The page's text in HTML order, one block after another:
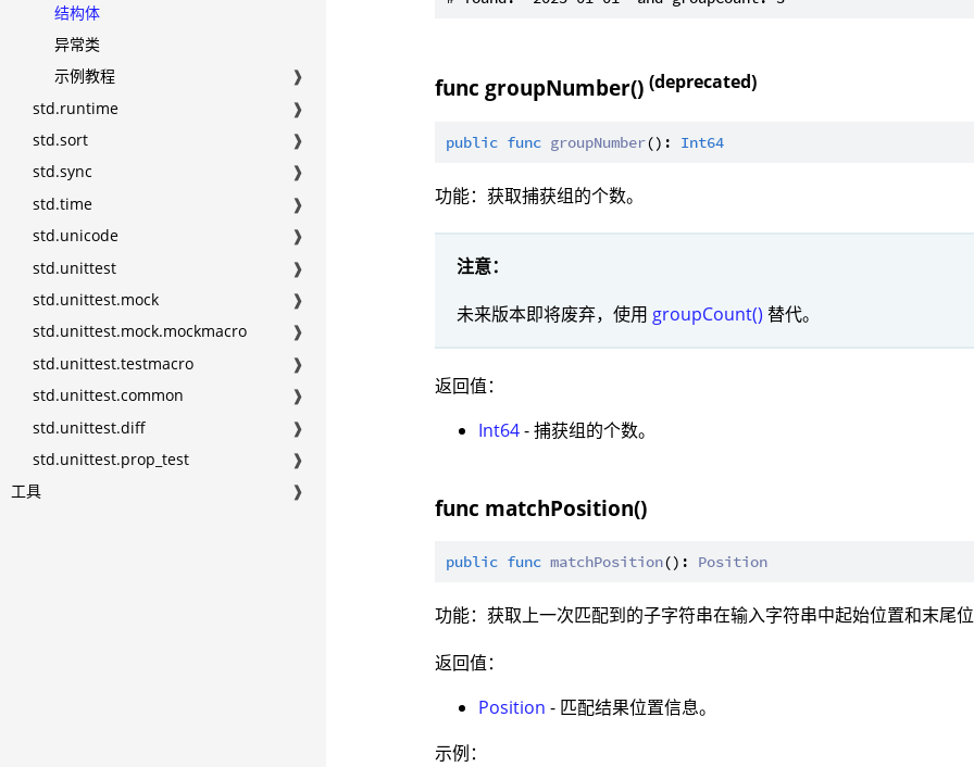
结构体
异常类
示例教程
❱
std.runtime
❱
std.sort
❱
std.sync
❱
std.time
❱
std.unicode
❱
std.unittest
❱
std.unittest.mock
❱
std.unittest.mock.mockmacro
❱
std.unittest.testmacro
❱
std.unittest.common
❱
std.unittest.diff
❱
std.unittest.prop_test
❱
工具
❱
func groupNumber()(deprecated)
public func groupNumber(): Int64
功能：获取捕获组的个数。
注意：
未来版本即将废弃，使用 groupCount() 替代。
返回值：
Int64- 捕获组的个数。
func matchPosition()
public func matchPosition(): Position
功能：获取上一次匹配到的子字符串在输入字符串中起始位置和末尾位
返回值：
Position - 匹配结果位置信息。
示例：